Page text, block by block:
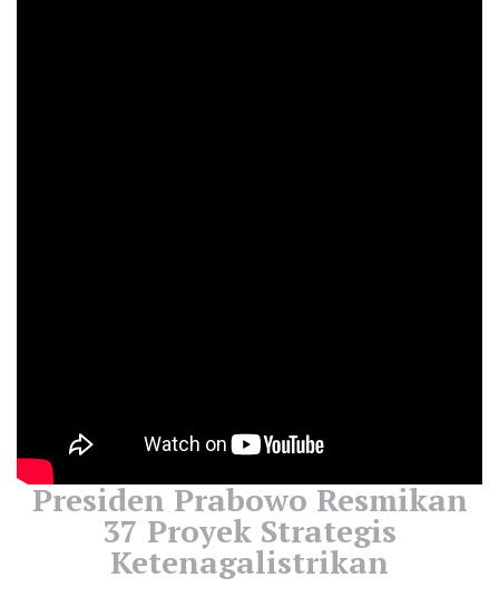
Presiden Prabowo Resmikan
37 Proyek Strategis
Ketenagalistrikan